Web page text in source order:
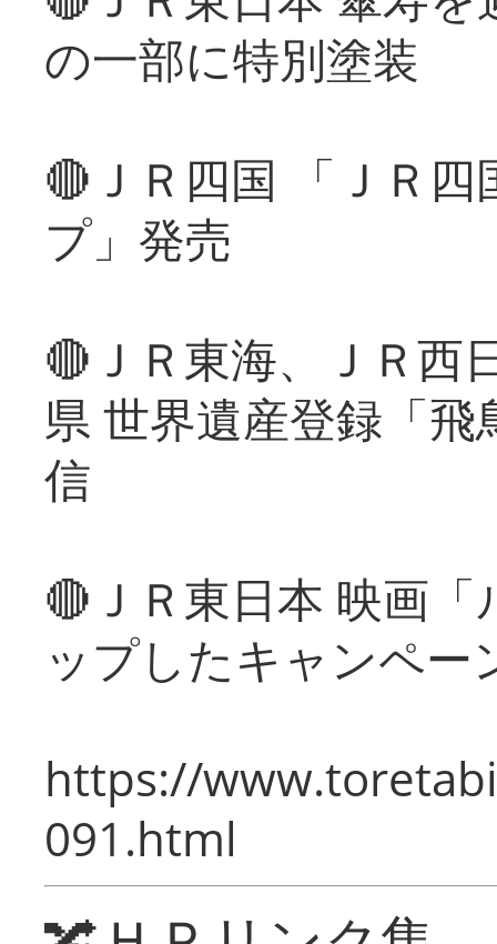
の一部に特別塗装
🔴ＪＲ四国 「ＪＲ
プ」発売
🔴ＪＲ東海、ＪＲ西
県 世界遺産登録「
信
🔴ＪＲ東日本 映画
ップしたキャンペー
https://
091.html